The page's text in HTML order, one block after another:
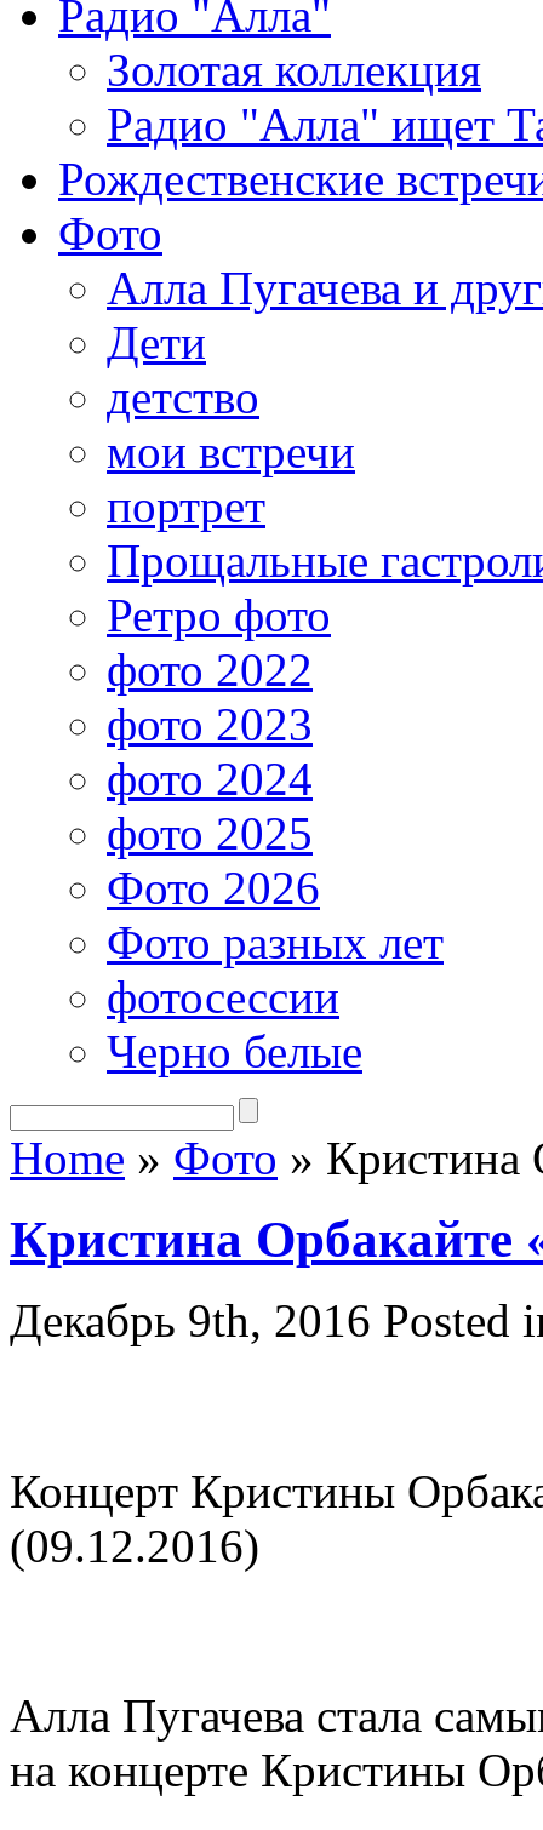
Радио "Алла"
Золотая коллекция
Радио "Алла" ищет
Рождественские
Фото
Алла Пугачева и
Дети
детство
мои встречи
портрет
Прощальные
Ретро фото
фото 2022
фото 2023
фото 2024
фото 2025
Фото 2026
Фото разных лет
фотосессии
Черно белые
Home » Фото » Кристина
Кристина Орбакайте
Декабрь 9th, 2016 Posted
Концерт Кристины
(09.12.2016)
Алла Пугачева стала
на концерте Кристины